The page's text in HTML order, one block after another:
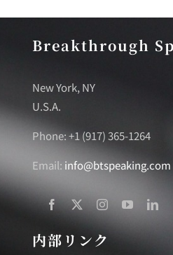
Breakthrough
New York, NY
U.S.A.
Phone: +1 (917) 365-1264
Email: info@btspeaking.com
内部リンク